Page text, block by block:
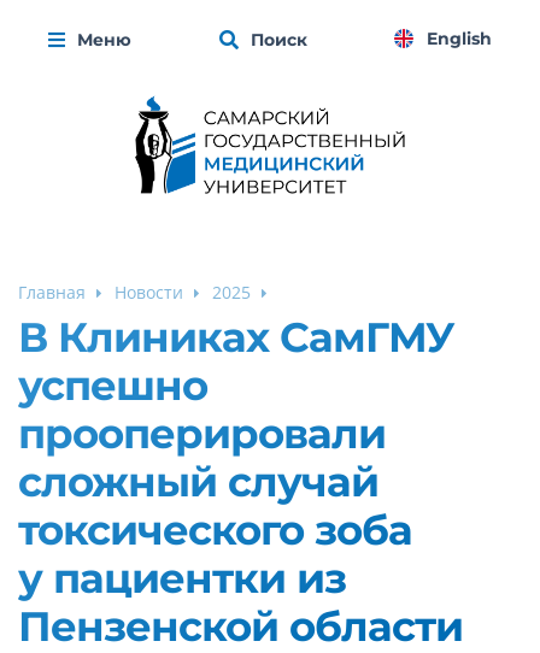
Меню Поиск English
Главная Новости 2025
В Клиниках СамГМУ
успешно
прооперировали
сложный случай
токсического зоба
у пациентки из
Пензенской области